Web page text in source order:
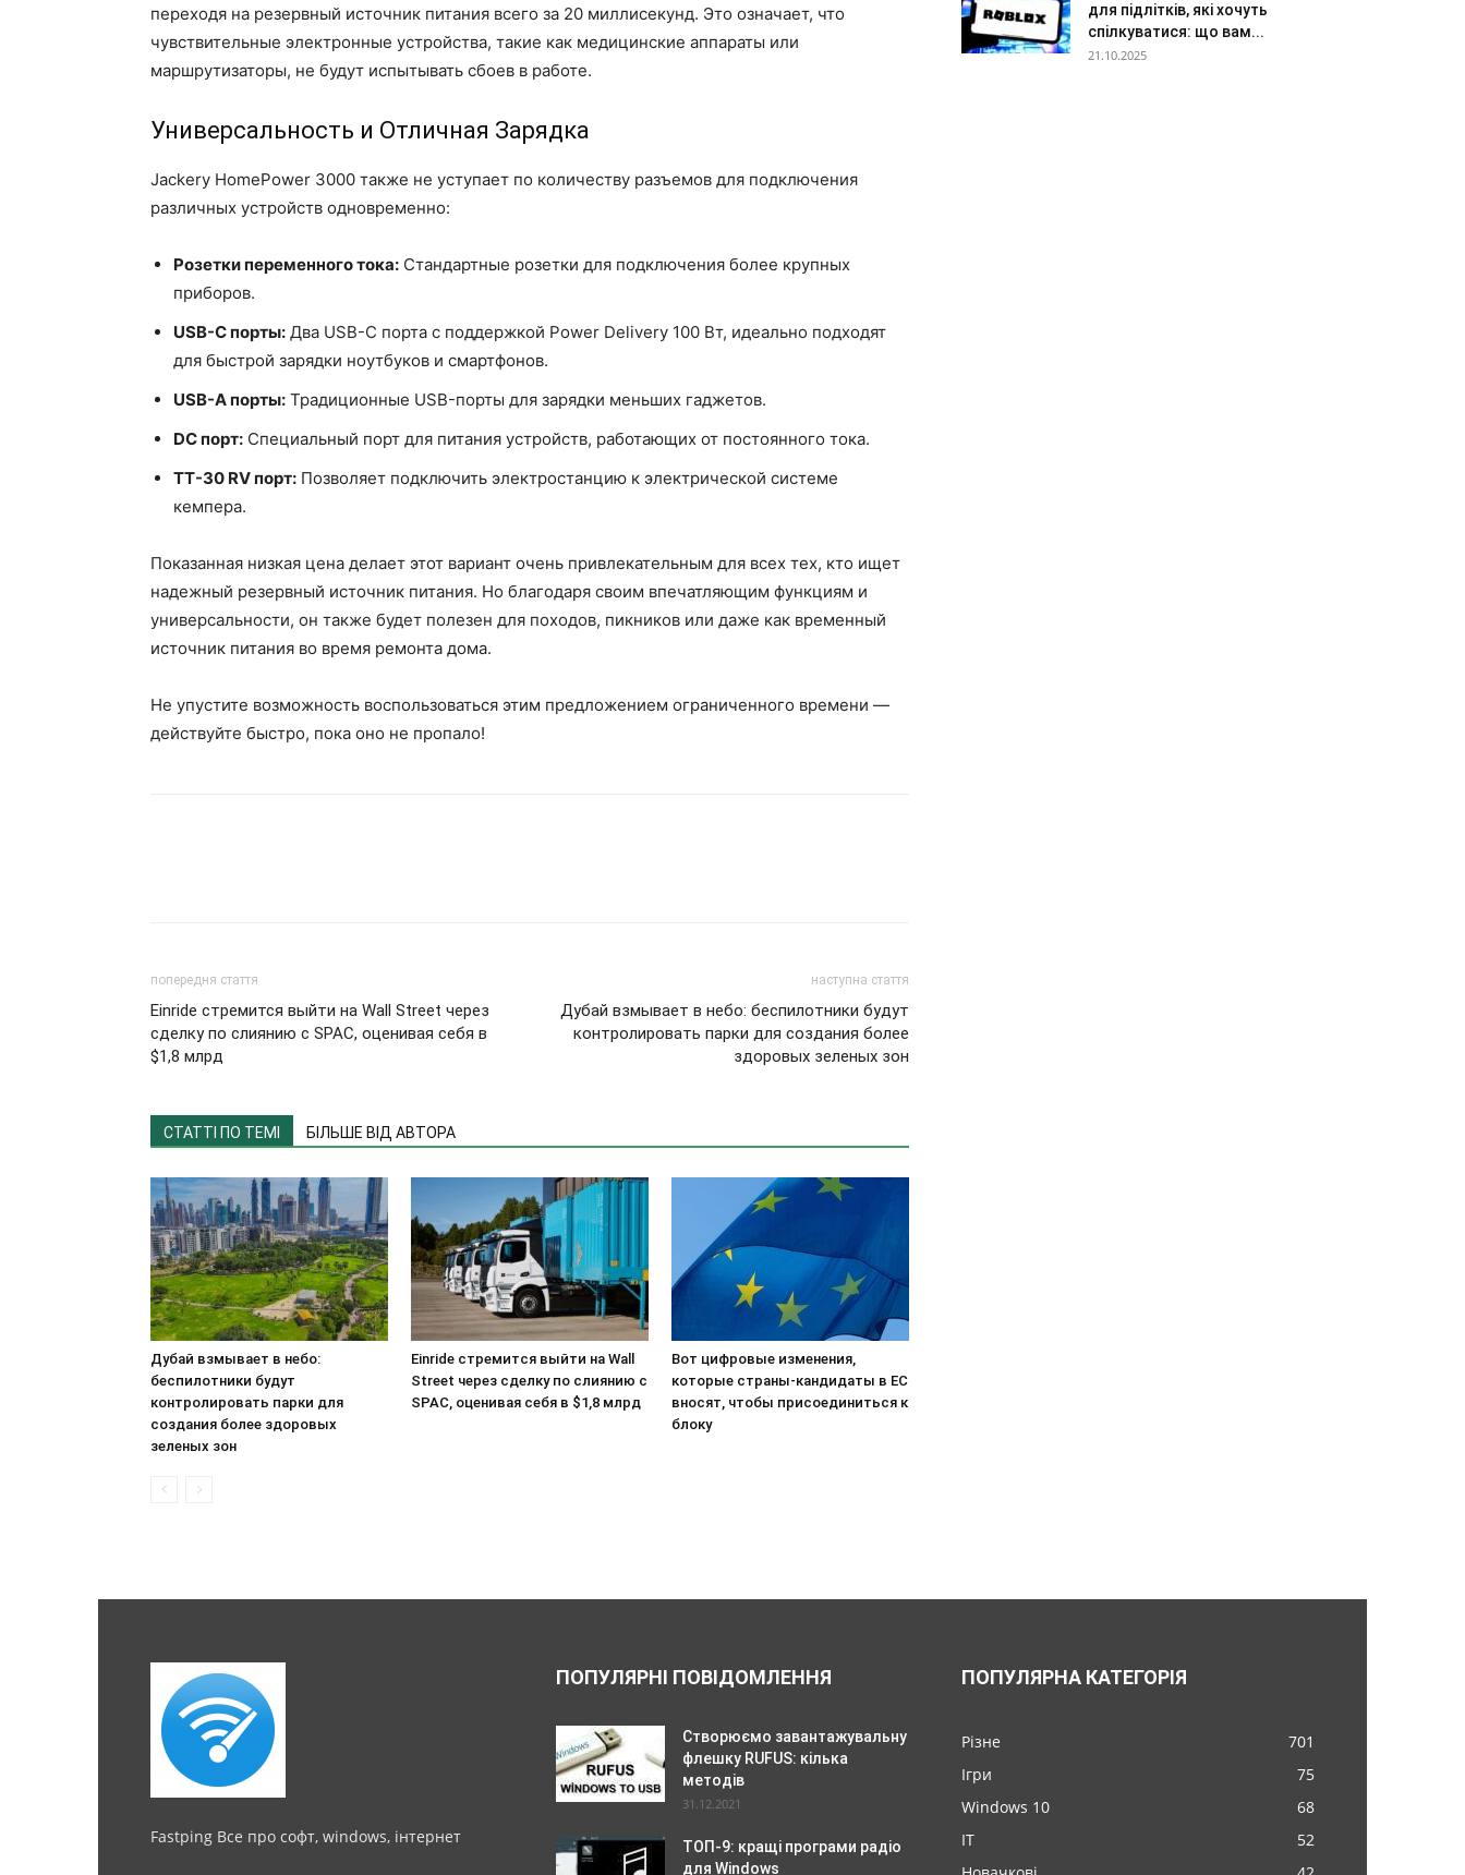
переходя на резервный источник питания всего за 20 миллисекунд. Это означает, что
чувствительные электронные устройства, такие как медицинские аппараты или
маршрутизаторы, не будут испытывать сбоев в работе.
Универсальность и Отличная Зарядка
Jackery HomePower 3000 также не уступает по количеству разъемов для подключения
различных устройств одновременно:
Розетки переменного тока: Стандартные розетки для подключения более крупных
приборов.
USB-C порты: Два USB-C порта с поддержкой Power Delivery 100 Вт, идеально подходят
для быстрой зарядки ноутбуков и смартфонов.
USB-A порты: Традиционные USB-порты для зарядки меньших гаджетов.
DC порт: Специальный порт для питания устройств, работающих от постоянного тока.
TT-30 RV порт: Позволяет подключить электростанцию к электрической системе
кемпера.
Показанная низкая цена делает этот вариант очень привлекательным для всех тех, кто ищет
надежный резервный источник питания. Но благодаря своим впечатляющим функциям и
универсальности, он также будет полезен для походов, пикников или даже как временный
источник питания во время ремонта дома.
Не упустите возможность воспользоваться этим предложением ограниченного времени —
действуйте быстро, пока оно не пропало!
попередня стаття
Einride стремится выйти на Wall Street через
сделку по слиянию с SPAC, оценивая себя в
$1,8 млрд
наступна стаття
Дубай взмывает в небо: беспилотники будут
контролировать парки для создания более
здоровых зеленых зон
СТАТТІ ПО ТЕМІ БІЛЬШЕ ВІД АВТОРА
Дубай взмывает в небо:
беспилотники будут
контролировать парки для
создания более здоровых
зеленых зон
Einride стремится выйти на Wall
Street через сделку по слиянию с
SPAC, оценивая себя в $1,8 млрд
Вот цифровые изменения,
которые страны-кандидаты в ЕС
вносят, чтобы присоединиться к
блоку
для підлітків, які хочуть
спілкуватися: що вам...
21.10.2025
Fastping Все про софт, windows, інтернет
ПОПУЛЯРНІ ПОВІДОМЛЕННЯ
Створюємо завантажувальну
флешку RUFUS: кілька
методів
31.12.2021
ТОП-9: кращі програми радіо
для Windows
ПОПУЛЯРНА КАТЕГОРІЯ
Різне
701
Ігри
75
Windows 10
68
IT
52